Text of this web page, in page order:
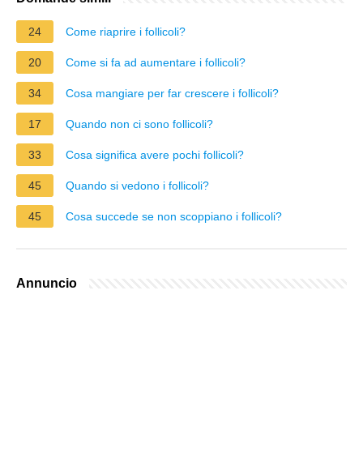
24 Come riaprire i follicoli?
20 Come si fa ad aumentare i follicoli?
34 Cosa mangiare per far crescere i follicoli?
17 Quando non ci sono follicoli?
33 Cosa significa avere pochi follicoli?
45 Quando si vedono i follicoli?
45 Cosa succede se non scoppiano i follicoli?
Annuncio